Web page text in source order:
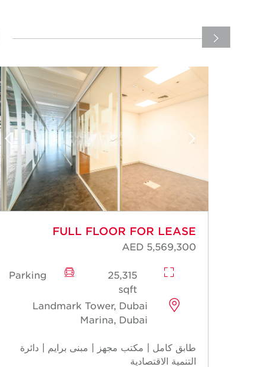
FULL FLOOR FOR LEASE
AED 5,569,300
25,315
sqft
Parking
Landmark Tower, Dubai
Marina, Dubai
طابق كامل | مكتب مجهز | مبنى برايم | دائرة
التنمية الاقتصادية